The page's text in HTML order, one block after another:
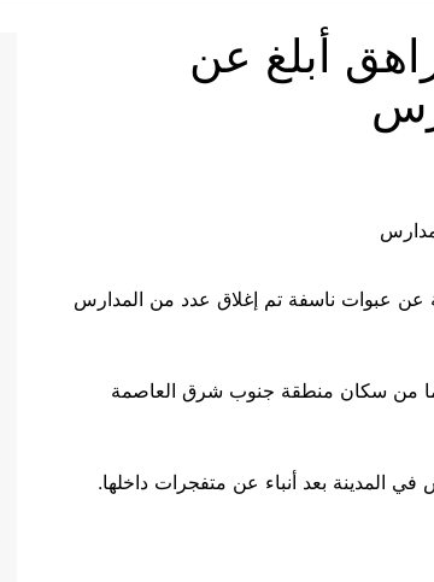
أبلغ عن
قضية بلاغات كاذبة عن عبوات ناسفة تم إغلاق عدد من المدارس
واشنطن على “تويتر”: “تم توقيف شاب عمره 16 عاما من سكان منطقة جنوب شرق العاصمة
بعد أنباء عن متفجرات داخلها.